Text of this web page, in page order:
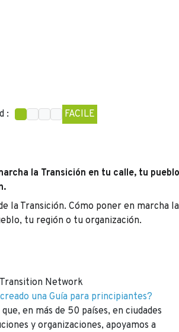
: FACILE
la Transición en tu calle, tu
la Transición. Cómo poner en marcha
tu región o tu organización.
Network
una Guía para principiantes?
en más de 50 países, en ciudades
y organizaciones, apoyamos a